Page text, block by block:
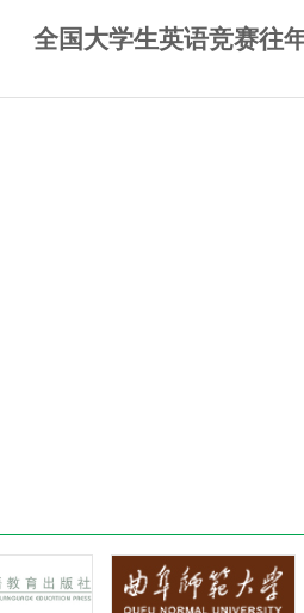
全国大学生英语竞赛往